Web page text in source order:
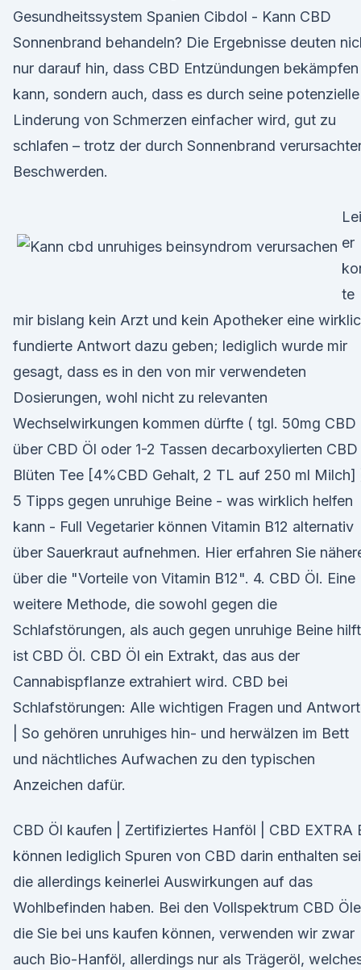
Gesundheitssystem Spanien Cibdol - Kann CBD
Sonnenbrand behandeln? Die Ergebnisse deuten
nur darauf hin, dass CBD Entzündungen bekämpfen
kann, sondern auch, dass es durch seine potenzielle
Linderung von Schmerzen einfacher wird, gut zu
schlafen – trotz der durch Sonnenbrand
Beschwerden.
er
te
mir bislang kein Arzt und kein Apotheker eine
fundierte Antwort dazu geben; lediglich wurde mir
gesagt, dass es in den von mir verwendeten
Dosierungen, wohl nicht zu relevanten
Wechselwirkungen kommen dürfte ( tgl. 50mg CBD
über CBD Öl oder 1-2 Tassen decarboxylierten CBD
Blüten Tee [4%CBD Gehalt, 2 TL auf 250 ml Milch]
5 Tipps gegen unruhige Beine - was wirklich helfen
kann - Full Vegetarier können Vitamin B12 alternativ
über Sauerkraut aufnehmen. Hier erfahren Sie
über die "Vorteile von Vitamin B12". 4. CBD Öl. Eine
weitere Methode, die sowohl gegen die
Schlafstörungen, als auch gegen unruhige Beine
ist CBD Öl. CBD Öl ein Extrakt, das aus der
Cannabispflanze extrahiert wird. CBD bei
Schlafstörungen: Alle wichtigen Fragen und
| So gehören unruhiges hin- und herwälzen im Bett
und nächtliches Aufwachen zu den typischen
Anzeichen dafür.
CBD Öl kaufen | Zertifiziertes Hanföl | CBD EXTRA
können lediglich Spuren von CBD darin enthalten
die allerdings keinerlei Auswirkungen auf das
Wohlbefinden haben. Bei den Vollspektrum CBD
die Sie bei uns kaufen können, verwenden wir zwar
auch Bio-Hanföl, allerdings nur als Trägeröl,